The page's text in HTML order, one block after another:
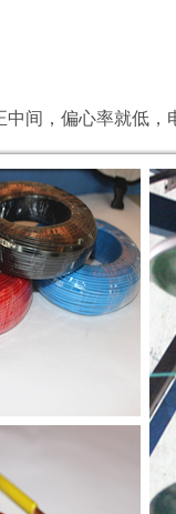
间，偏心率就低，